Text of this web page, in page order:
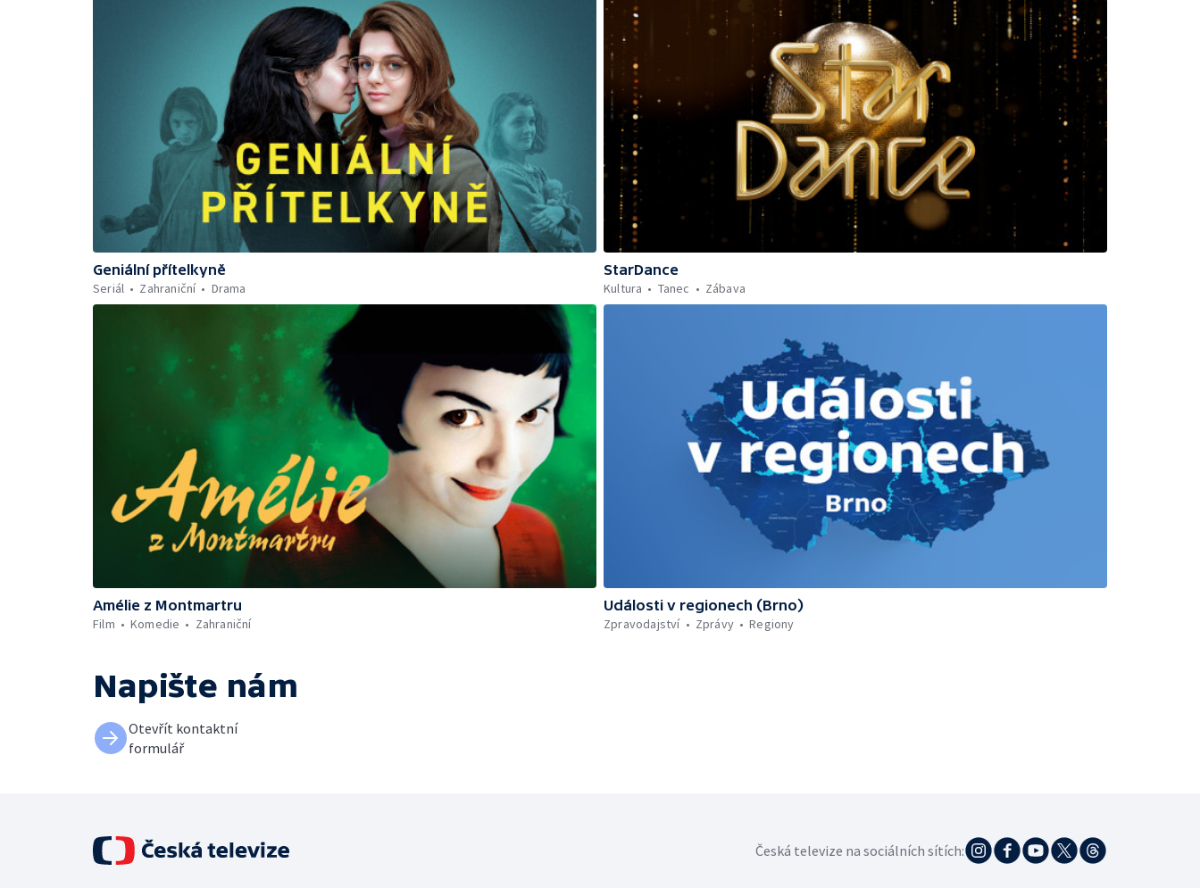
Geniální přítelkyně
Seriál
Zahraniční Drama
StarDance
Kultura
Tanec Zábava
Amélie z Montmartru
Film
Komedie Zahraniční
Události v regionech (Brno)
Zpravodajství
Zprávy Regiony
Napište nám
Otevřít kontaktní
formulář
Česká televize na sociálních sítích: